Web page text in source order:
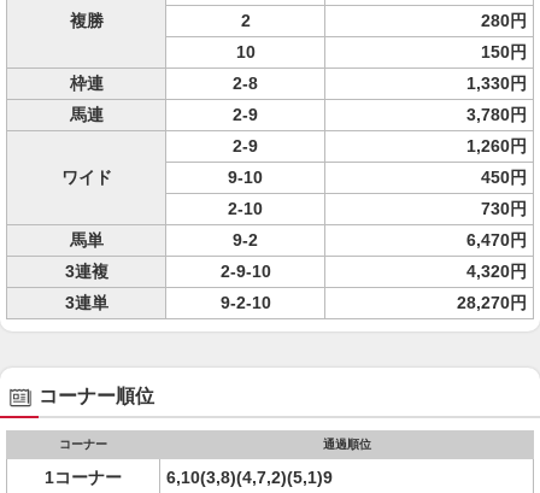
複勝
2
280円
10
150円
枠連
2-8
1,330円
馬連
2-9 3,780円
ワイド
2-9
1,260円
9-10
450円
2-10
730円
馬単
9-2
6,470円
3連複
2-9-10
4,320円
3連単
9-2-10 28,270円
コーナー順位
コーナー 通過順位
1コーナー
6,10(3,8)(4,7,2)(5,1)9